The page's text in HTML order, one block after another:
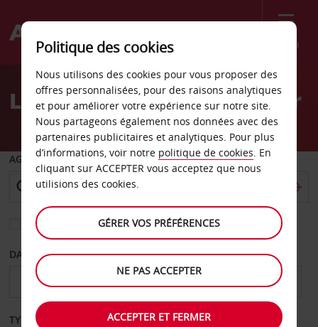
Menu
Welcome
AvisLocation de voiture Tozeur
AGENCE DE DÉPART
Sélectionnez une autre agence de retour
DATE DE DÉPART DATE DE RETOUR
TYPE DE LOCATION
Politique des cookies
Nous utilisons des cookies pour vous proposer des
offres personnalisées, pour des raisons analytiques
et pour améliorer votre expérience sur notre site.
Nous partageons également nos données avec des
partenaires publicitaires et analytiques. Pour plus
d’informations, voir notre politique de cookies. En
cliquant sur ACCEPTER vous acceptez que nous
utilisions des cookies.
GÉRER VOS PRÉFÉRENCES
NE PAS ACCEPTER
ACCEPTER ET FERMER